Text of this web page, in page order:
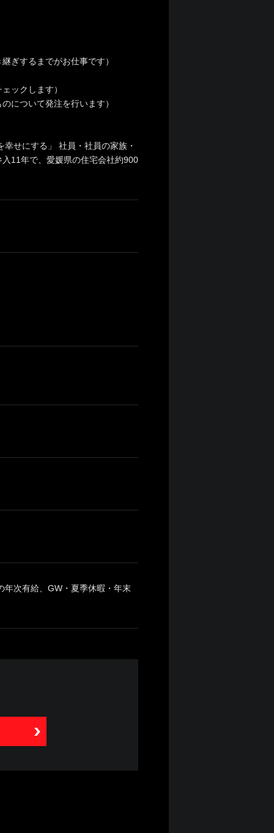
ぎするまでがお仕事です）
ックします）
について発注を行います）
せにする」 社員・社員の家族・
11年で、愛媛県の住宅会社約900
年次有給、GW・夏季休暇・年末